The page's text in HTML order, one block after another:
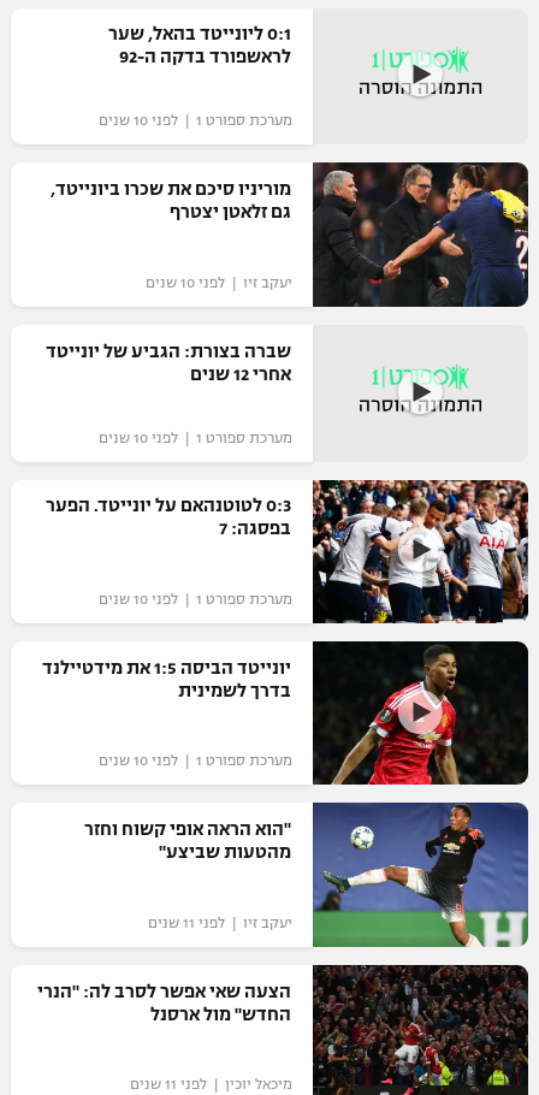
רשיון להקרנה פומבית לבית עסק
הצטרפות לחבילת הערוצים
תגיות
המגזין
0:1 ליונייטד בהאל, שער
לראשפורד בדקה ה-92
מערכת ספורט 1 | לפני 10 שנים
מוריניו סיכם את שכרו ביונייטד,
גם זלאטן יצטרף
יעקב זיו | לפני 10 שנים
שברה בצורת: הגביע של יונייטד
אחרי 12 שנים
מערכת ספורט 1 | לפני 10 שנים
0:3 לטוטנהאם על יונייטד. הפער
בפסגה: 7
מערכת ספורט 1 | לפני 10 שנים
יונייטד הביסה 1:5 את מידטיילנד
בדרך לשמינית
מערכת ספורט 1 | לפני 10 שנים
"הוא הראה אופי קשוח וחזר
מהטעות שביצע"
יעקב זיו | לפני 11 שנים
הצעה שאי אפשר לסרב לה: "הנרי
החדש" מול ארסנל
מיכאל יוכין | לפני 11 שנים